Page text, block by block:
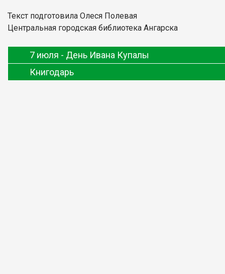
Текст подготовила Олеся Полевая
Центральная городская библиотека Ангарска
7 июля - День Ивана Купалы
Книгодарь